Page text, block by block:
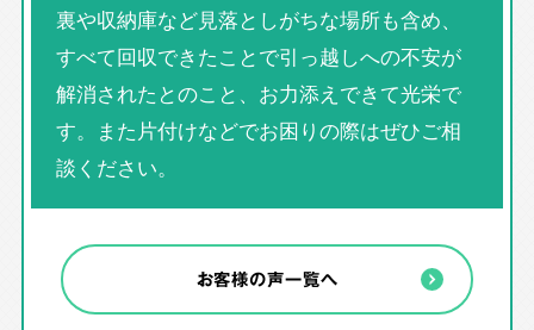
裏や収納庫など見落としがちな場所も含め、
すべて回収できたことで引っ越しへの不安が
解消されたとのこと、お力添えできて光栄で
す。また片付けなどでお困りの際はぜひご相
談ください。
お客様の声一覧へ